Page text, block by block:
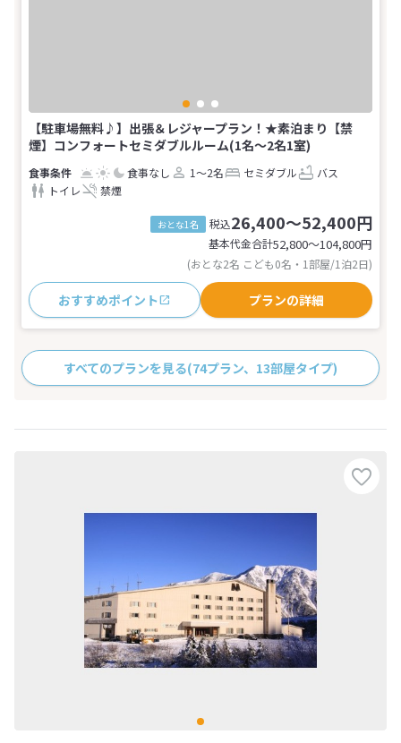
【駐車場無料♪】出張＆レジャープラン！★素泊まり【禁
煙】コンフォートセミダブルルーム(1名～2名1室)
食事なし 1～2名 セミダブル
バス
トイレ
禁煙
おとな1名 税込26,400～52,400円
基本代金合計52,800〜104,800円
(おとな2名 こども0名・1部屋/1泊2日)
おすすめポイント プランの詳細
すべてのプランを見る(74プラン、13部屋タイプ)